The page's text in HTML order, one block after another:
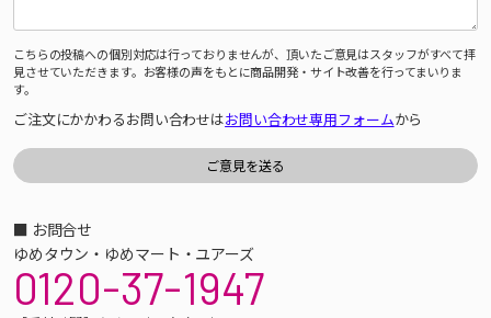
こちらの投稿への個別対応は行っておりませんが、頂いたご意見はスタッフがすべて拝
見させていただきます。お客様の声をもとに商品開発・サイト改善を行ってまいりま
す。
ご注文にかかわるお問い合わせはお問い合わせ専用フォームから
■ お問合せ
ゆめタウン・ゆめマート・ユアーズ
0120-37-1947